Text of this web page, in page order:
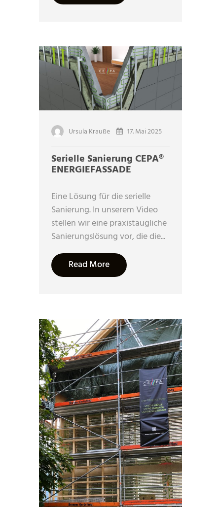
Ursula Krauße 17. Mai 2025
Serielle Sanierung CEPA®
ENERGIEFASSADE
Eine Lösung für die serielle
Sanierung. In unserem Video
stellen wir eine praxistaugliche
Sanierungslösung vor, die die...
Read More